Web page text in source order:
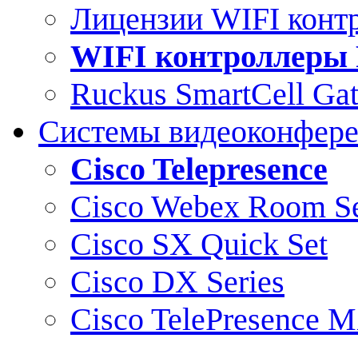
Лицензии WIFI
WIFI контроллеры
Ruckus SmartCell
Системы
Cisco Telepresence
Cisco Webex Room
Cisco SX Quick Set
Cisco DX Series
Cisco TelePresence